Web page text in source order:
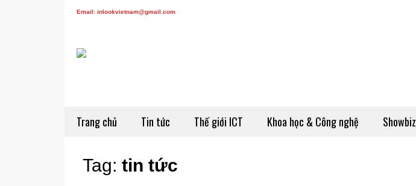
Email: inlookvietnam@gmail.com
Trang chủ Tin tức Thế giới ICT Khoa học & Công nghệ Showbiz
Tag: tin tức